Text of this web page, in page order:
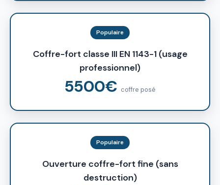
Populaire
Coffre-fort classe III EN 1143-1 (usage
professionnel)
5500€ coffre posé
Populaire
Ouverture coffre-fort fine (sans
destruction)